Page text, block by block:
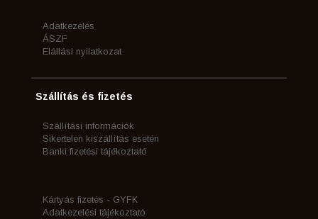
Adatkezelés
ÁSZF
Elállási nyilatkozat
Szállítás és fizetés
Szállítási információk
Sikertelen kiszállítás esetén
Banki fizetési tájékoztató
Kártyás fizetés - GYFK
Adatkezelési tájékoztató